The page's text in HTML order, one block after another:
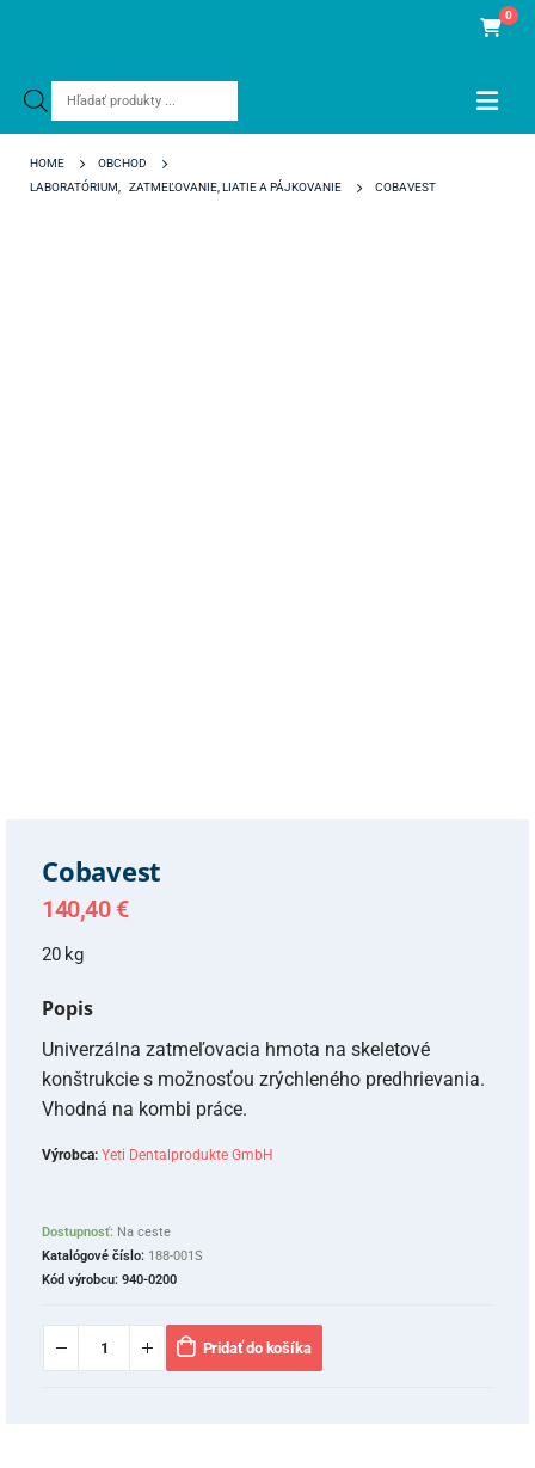
Products
0
HOME
OBCHOD
LABORATÓRIUM
ZATMEĽOVANIE, LIATIE A PÁJKOVANIE COBAVEST
Cobavest
140,40 €
20 kg
Popis
Univerzálna zatmeľovacia hmota na skeletové
konštrukcie s možnosťou zrýchleného predhrievania.
Vhodná na kombi práce.
Výrobca: Yeti Dentalprodukte GmbH
Dostupnosť: Na ceste
Katalógové číslo: 188-001S
Kód výrobcu: 940-0200
Pridať do košíka